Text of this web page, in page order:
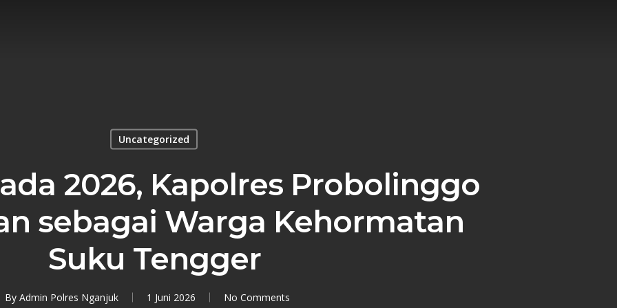
Uncategorized
2026, Kapolres Probolinggo
sebagai Warga Kehormatan
Suku Tengger
By Admin Polres Nganjuk 1 Juni 2026 No Comments